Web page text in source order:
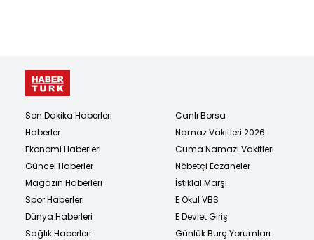
Son Dakika Haberleri
Haberler
Ekonomi Haberleri
Güncel Haberler
Magazin Haberleri
Spor Haberleri
Dünya Haberleri
Sağlık Haberleri
Canlı Borsa
Namaz Vakitleri 2026
Cuma Namazı Vakitleri
Nöbetçi Eczaneler
İstiklal Marşı
E Okul VBS
E Devlet Giriş
Günlük Burç Yorumları